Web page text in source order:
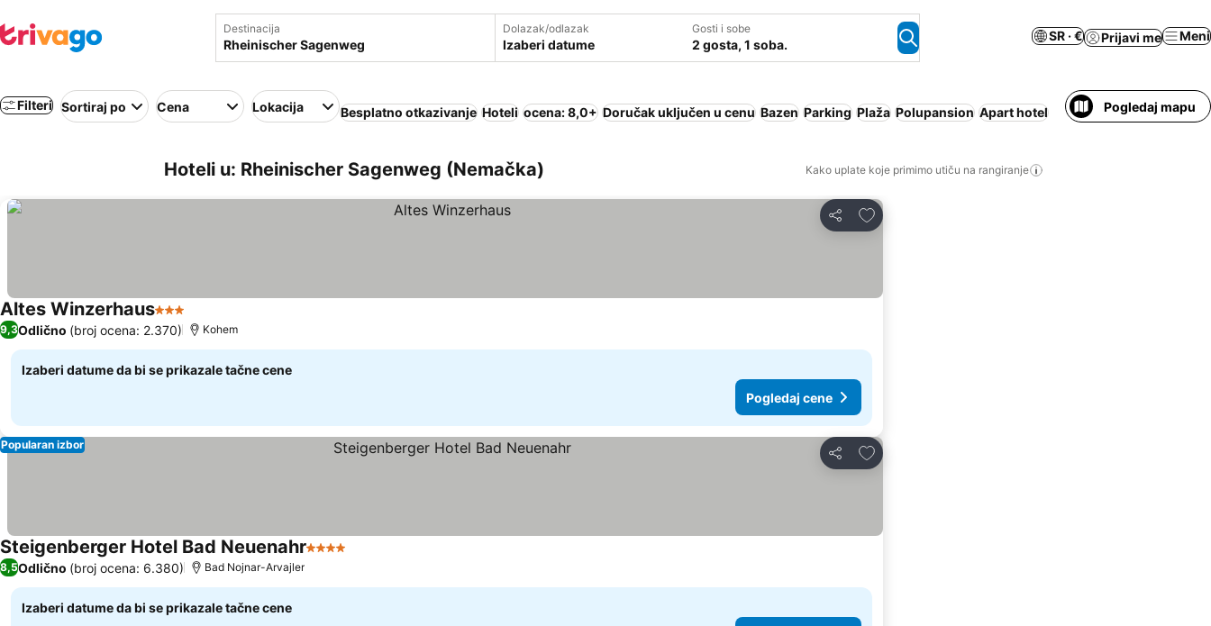
Destinacija Dolazak/odlazak
Izaberi datume
Gosti i sobe
2 gosta, 1 soba.
SR · € Prijavi me Meni
Filteri Sortiraj po Cena Lokacija Besplatno otkazivanje Hoteli ocena: 8,0+ Doručak uključen u cenu Bazen Parking Plaža Polupansion Apart hotel Pogledaj mapu
Hoteli u: Rheinischer Sagenweg (Nemačka) Kako uplate koje primimo utiču na rangiranje
Deli
Dodati u favorite
Altes Winzerhaus3 Zvezdice
9,3Odlično (broj ocena: 2.370) Kohem
Izaberi datume da bi se prikazale tačne cene
Pogledaj cene
Deli
Dodati u favorite
Popularan izbor
Steigenberger Hotel Bad Neuenahr4 Zvezdice
8,5Odlično (broj ocena: 6.380) Bad Nojnar-Arvajler
Izaberi datume da bi se prikazale tačne cene